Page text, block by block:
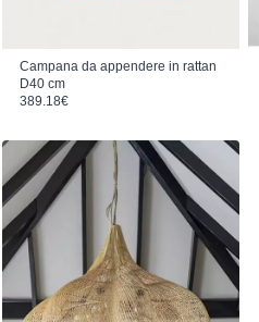
Campana da appendere in rattan
D40 cm
389.18€